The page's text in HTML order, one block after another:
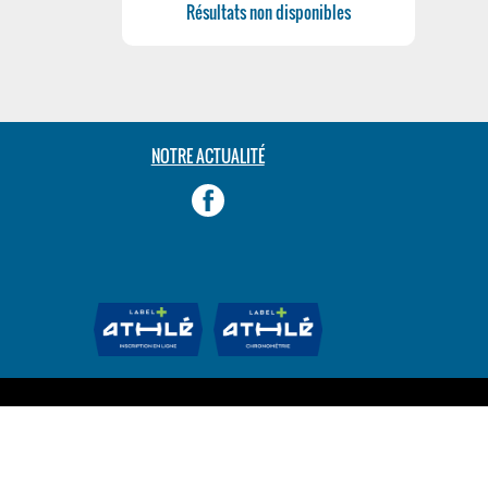
Résultats non disponibles
NOTRE ACTUALITÉ